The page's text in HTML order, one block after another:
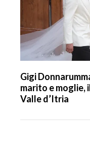
Gigi
marito e moglie,
Valle d’Itria